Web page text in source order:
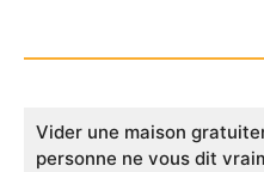
Vider une maison
personne ne vous dit